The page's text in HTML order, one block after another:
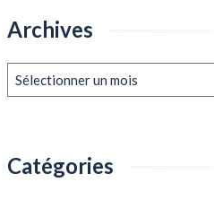
Archives
Catégories